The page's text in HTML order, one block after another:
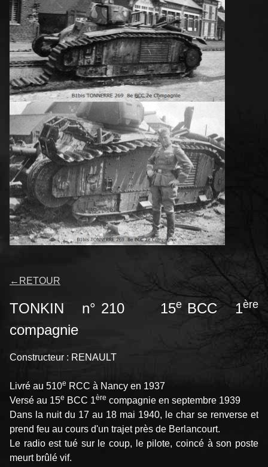
← RETOUR
TONKIN n° 210 15eBCC 1ère
compagnie
Constructeur : RENAULT
Livré au 510e RCC à Nancy en 1937
Versé au 15e BCC 1ère compagnie en septembre 1939
Dans la nuit du 17 au 18 mai 1940, le char se renverse et
prend feu au cours d'un trajet près de Berlancourt.
Le radio est tué sur le coup, le pilote, coincé à son poste
meurt brûlé vif.